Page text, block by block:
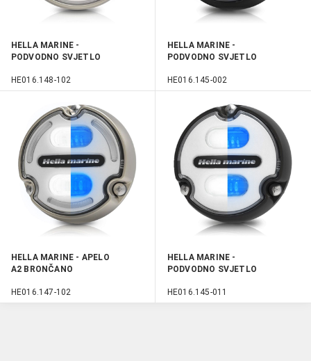
HELLA MARINE -
PODVODNO SVJETLO
HE016.148-102
HELLA MARINE -
PODVODNO SVJETLO
BIJELO/PLAVO
HE016.145-002
HELLA MARINE - APELO
A2 BRONČANO
PODVODNO SVJETLO
HE016.147-102
HELLA MARINE -
PODVODNO SVJETLO
BIJELO/PLAVO
HE016.145-011